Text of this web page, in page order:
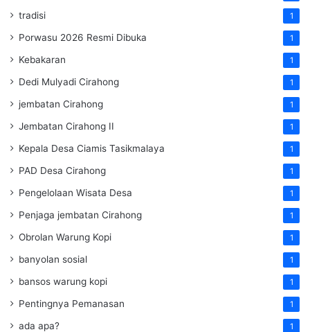
tradisi 1
Porwasu 2026 Resmi Dibuka 1
Kebakaran 1
Dedi Mulyadi Cirahong 1
jembatan Cirahong 1
Jembatan Cirahong II 1
Kepala Desa Ciamis Tasikmalaya 1
PAD Desa Cirahong 1
Pengelolaan Wisata Desa 1
Penjaga jembatan Cirahong 1
Obrolan Warung Kopi 1
banyolan sosial 1
bansos warung kopi 1
Pentingnya Pemanasan 1
ada apa? 1